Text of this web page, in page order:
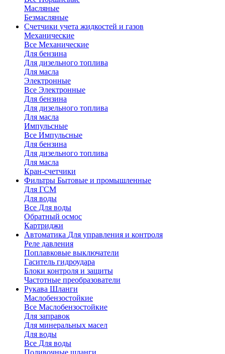
Масляные
Безмасляные
Счетчики учета жидкостей и газов
Механические
Все Механические
Для бензина
Для дизельного топлива
Для масла
Электронные
Все Электронные
Для бензина
Для дизельного топлива
Для масла
Импульсные
Все Импульсные
Для бензина
Для дизельного топлива
Для масла
Кран-счетчики
Фильтры Бытовые и промышленные
Для ГСМ
Для воды
Все Для воды
Обратный осмос
Картриджи
Автоматика Для управления и контроля
Реле давления
Поплавковые выключатели
Гаситель гидроудара
Блоки контроля и защиты
Частотные преобразователи
Рукава Шланги
Маслобензостойкие
Все Маслобензостойкие
Для заправок
Для минеральных масел
Для воды
Все Для воды
Поливочные шланги